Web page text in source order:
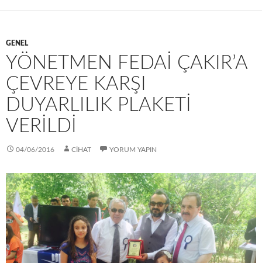
s
GENEL
YÖNETMEN FEDAİ ÇAKIR’A
ÇEVREYE KARŞI
DUYARLILIK PLAKETİ
VERİLDİ
04/06/2016 CIHAT YORUM YAPIN